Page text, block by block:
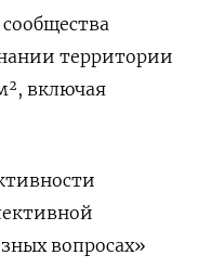
территории
включая
вопросах»